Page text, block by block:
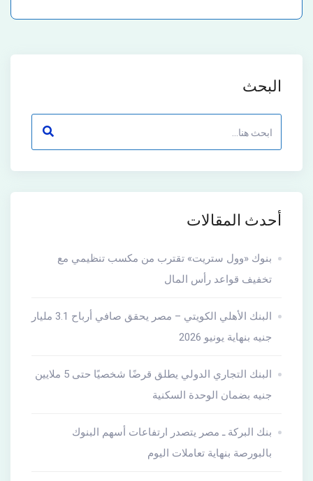
البحث
أحدث المقالات
بنوك «وول ستريت» تقترب من مكسب تنظيمي مع
تخفيف قواعد رأس المال
البنك الأهلي الكويتي – مصر يحقق صافي أرباح 3.1 مليار
جنيه بنهاية يونيو 2026
البنك التجاري الدولي يطلق قرضًا شخصيًا حتى 5 ملايين
جنيه بضمان الوحدة السكنية
بنك البركة ـ مصر يتصدر ارتفاعات أسهم البنوك
بالبورصة بنهاية تعاملات اليوم